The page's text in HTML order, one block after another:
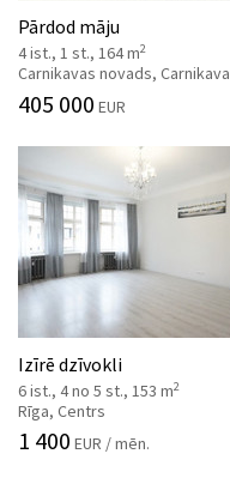
Pārdod māju
4 ist., 1 st., 164 m2
Carnikavas novads, Carnikava
405 000 EUR
Izīrē dzīvokli
6 ist., 4 no 5 st., 153 m2
Rīga, Centrs
1 400 EUR / mēn.